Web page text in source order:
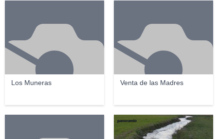
Los Muneras Venta de las Madres
panoramio